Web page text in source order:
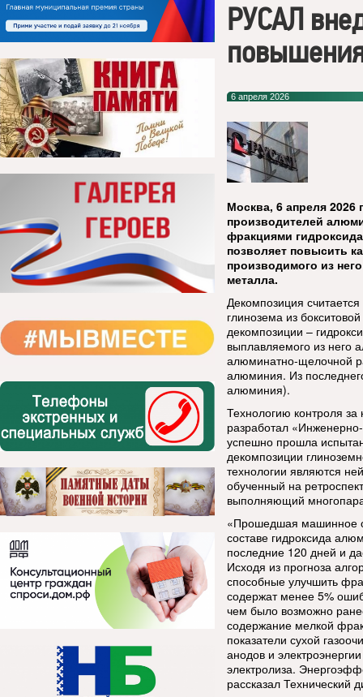
РУСАЛ
6 апреля 2026
Москва, 6 апреля
производителей
фракциями
позволяет повысить
производимого из
металла.
Декомпозиция
глинозема из
декомпозиции –
выплавляемого из него
алюминатно-щелочной
алюминия. Из
алюминия).
Технологию контроля
разработал
успешно прошла
декомпозиции
технологии являются
обученный на
выполняющий
«Прошедшая машинное
составе гидроксида
последние 120 дней и
Исходя из прогноза
способные улучшить
содержат менее 5%
чем было возможно
содержание мелкой
показатели сухой
анодов и
электролиза.
рассказал